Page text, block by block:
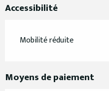
Accessibilité
Mobilité réduite
Moyens de paiement